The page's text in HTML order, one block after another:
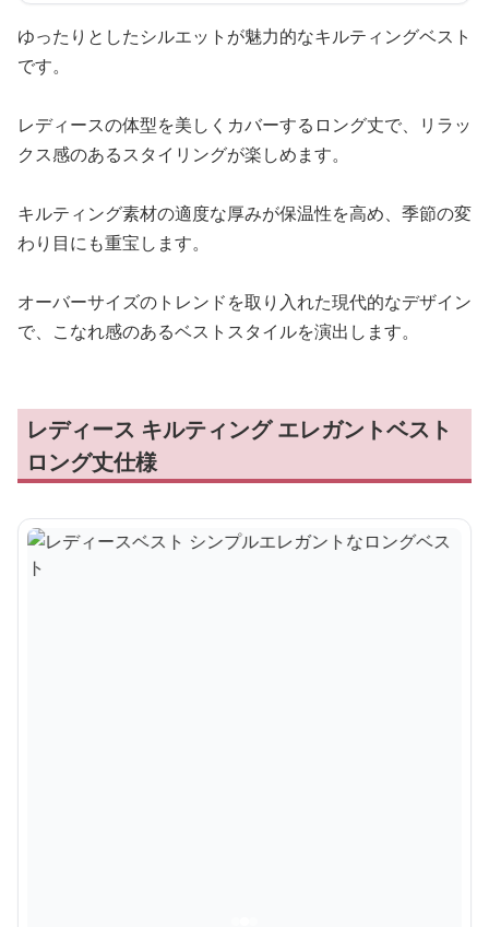
ゆったりとしたシルエットが魅力的なキルティングベスト
です。
レディースの体型を美しくカバーするロング丈で、リラッ
クス感のあるスタイリングが楽しめます。
キルティング素材の適度な厚みが保温性を高め、季節の変
わり目にも重宝します。
オーバーサイズのトレンドを取り入れた現代的なデザイン
で、こなれ感のあるベストスタイルを演出します。
レディース キルティング エレガントベスト
ロング丈仕様